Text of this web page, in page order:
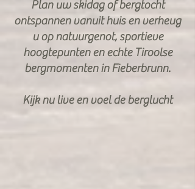
Plan uw skidag of bergtocht
ontspannen vanuit huis en verheug
u op natuurgenot, sportieve
hoogtepunten en echte Tiroolse
bergmomenten in Fieberbrunn.
Kijk nu live en voel de berglucht